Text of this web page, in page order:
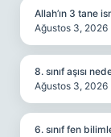
Allah’ın 3 tane
Ağustos 3, 2026
8. sınıf aşısı
Ağustos 3, 2026
6. sınıf fen